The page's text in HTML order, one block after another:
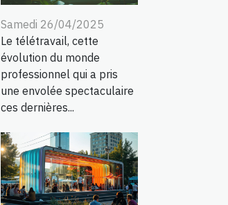
Samedi 26/04/2025
Le télétravail, cette
évolution du monde
professionnel qui a pris
une envolée spectaculaire
ces dernières...